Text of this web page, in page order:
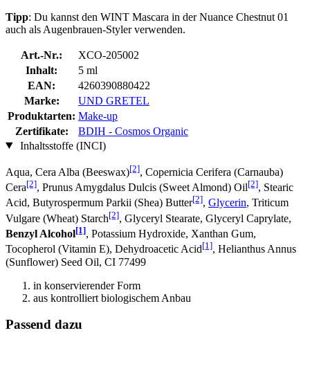
Tipp: Du kannst den WINT Mascara in der Nuance Chestnut 01
auch als Augenbrauen-Styler verwenden.
Art.-Nr.:
XCO-205002
Inhalt:
5 ml
EAN:
4260390880422
Marke:
UND GRETEL
Produktarten: Make-up
Zertifikate:
BDIH - Cosmos Organic
Inhaltsstoffe (INCI)
Aqua, Cera Alba (Beeswax)[2], Copernicia Cerifera (Carnauba)
Cera[2], Prunus Amygdalus Dulcis (Sweet Almond) Oil[2], Stearic
Acid, Butyrospermum Parkii (Shea) Butter[2], Glycerin, Triticum
Vulgare (Wheat) Starch[2], Glyceryl Stearate, Glyceryl Caprylate,
Benzyl Alcohol[1], Potassium Hydroxide, Xanthan Gum,
Tocopherol (Vitamin E), Dehydroacetic Acid[1], Helianthus Annus
(Sunflower) Seed Oil, CI 77499
in konservierender Form
aus kontrolliert biologischem Anbau
Passend dazu